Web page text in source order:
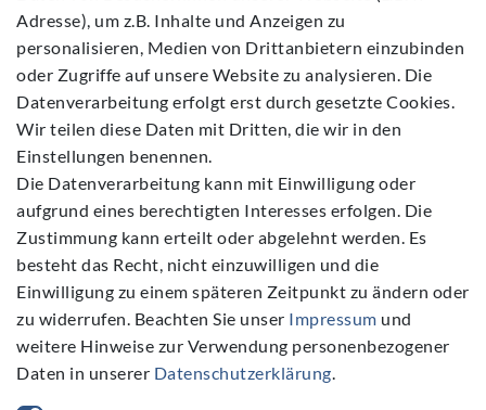
Widerrufs­recht
Kontakt
Vertrag widerrufen
Folgen Sie Uns
Adresse), um z.B. Inhalte und Anzeigen zu
personalisieren, Medien von Drittanbietern einzubinden
oder Zugriffe auf unsere Website zu analysieren. Die
Datenverarbeitung erfolgt erst durch gesetzte Cookies.
Wir teilen diese Daten mit Dritten, die wir in den
Einstellungen benennen.
Die Datenverarbeitung kann mit Einwilligung oder
aufgrund eines berechtigten Interesses erfolgen. Die
Zustimmung kann erteilt oder abgelehnt werden. Es
besteht das Recht, nicht einzuwilligen und die
Einwilligung zu einem späteren Zeitpunkt zu ändern oder
zu widerrufen. Beachten Sie unser Impressum und
weitere Hinweise zur Verwendung personenbezogener
Daten in unserer Daten­schutz­erklärung.